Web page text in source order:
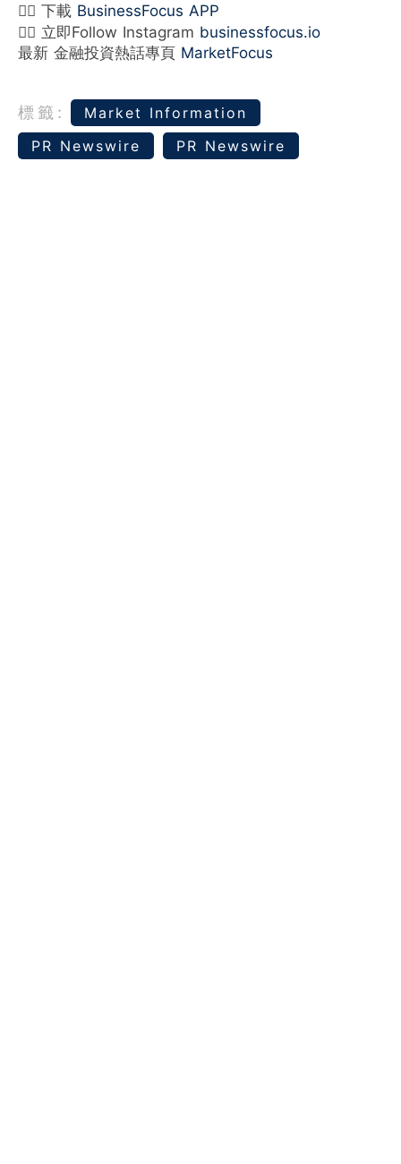
👉🏻 下載 BusinessFocus APP
👉🏻 立即Follow Instagram businessfocus.io
最新 金融投資熱話專頁 MarketFocus
標籤:
Market Information
PR Newswire
PR Newswire